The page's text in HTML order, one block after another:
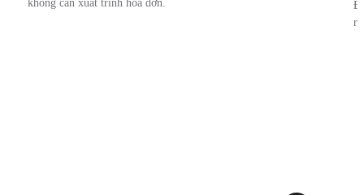
không cần xuất trình hóa đơn.